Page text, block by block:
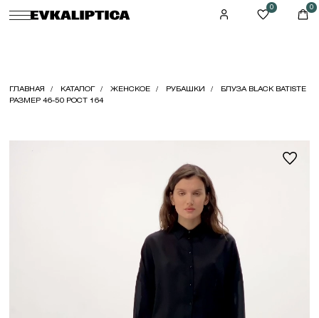
0 0
ГЛАВНАЯ КАТАЛОГ ЖЕНСКОЕ РУБАШКИ
БЛУЗА BLACK BATISTE
РАЗМЕР 46-50 РОСТ 164